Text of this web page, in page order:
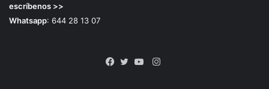
escríbenos >>
Whatsapp: 644 28 13 07
Instagram